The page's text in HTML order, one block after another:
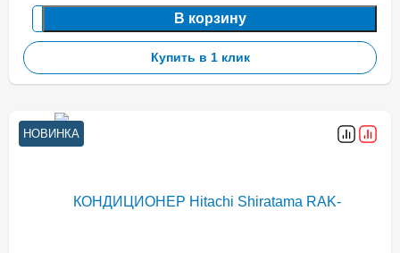
В корзину
Купить в 1 клик
НОВИНКА